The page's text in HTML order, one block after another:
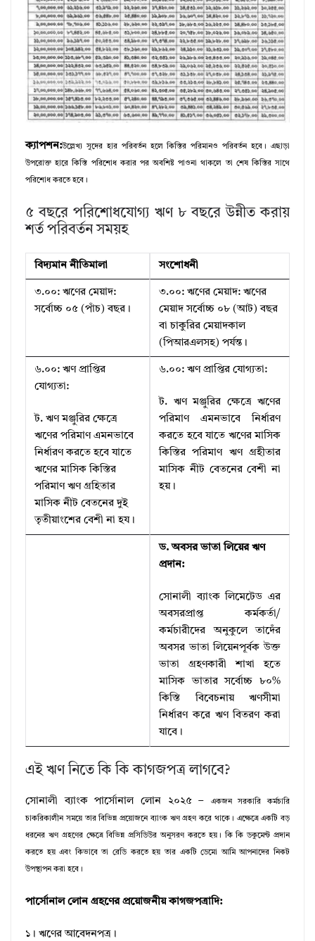
ক্যাপশন:উল্লেখ্য সুদের হার পরিবর্তন হলে কিস্তির পরিমানও পরিবর্তন হবে। এছাড়া
উপরোক্ত হারে কিস্তি পরিশোধ করার পর অবশিষ্ট পাওনা থাকলে তা শেষ কিস্তির সাথে
পরিশোধ করতে হবে।
৫ বছরে পরিশোধযোগ্য ঋণ ৮ বছরে উন্নীত করায়
শর্ত পরিবর্তন সময়হ
বিদ্যমান নীতিমালা সংশোধনী
৩.০০: ঋণের মেয়াদ:
সর্বোচ্চ ০৫ (পাঁচ) বছর।
৩.০০: ঋণের মেয়াদ: ঋণের
মেয়াদ সর্বোচ্চ ০৮ (আট) বছর
বা চাকুরির মেয়াদকাল
(পিআরএলসহ) পর্যন্ত।
৬.০০: ঋণ প্রাপ্তির
যোগ্যতা:
ট. ঋণ মঞ্জুরির ক্ষেত্রে
ঋণের পরিমাণ এমনভাবে
নির্ধারণ করতে হবে যাতে
ঋণের মাসিক কিস্তির
পরিমাণ ঋণ গ্রহিতার
মাসিক নীট বেতনের দুই
তৃতীয়াংশের বেশী না হয।
৬.০০: ঋণ প্রাপ্তির যোগ্যতা:
ট. ঋণ মঞ্জুরির ক্ষেত্রে ঋণের
পরিমাণ এমনভাবে নির্ধারণ
করতে হবে যাতে ঋণের মাসিক
কিস্তির পরিমাণ ঋণ গ্রহীতার
মাসিক নীট বেতনের বেশী না
হয়।
ড. অবসর ভাতা লিয়ের ঋণ
প্রদান:
সোনালী ব্যাংক লিমেটেড এর
অবসরপ্রাপ্ত কর্মকর্তা/
কর্মচারীদের অনুকুলে তাদেঁর
অবসর ভাতা লিয়েনপূর্বক উক্ত
ভাতা গ্রহণকারী শাখা হতে
মাসিক ভাতার সর্বোচ্চ ৮০%
কিস্তি বিবেচনায় ঋণসীমা
নির্ধারণ করে ঋণ বিতরণ করা
যাবে।
এই ঋণ নিতে কি কি কাগজপত্র লাগবে?
সোনালী ব্যাংক পার্সোনাল লোন ২০২৫ – একজন সরকারি কর্মচারি
চাকরিকালীন সময়ে তার বিভিন্ন প্রয়োজনে ব্যাংক ঋণ গ্রহণ করে থাকে। এক্ষেত্রে একটি বড়
ধরনের ঋণ গ্রহণের ক্ষেত্রে বিভিন্ন প্রসিডিউর অনুসরণ করতে হয়। কি কি ডকুমেন্ট প্রদান
করতে হয় এবং কিভাবে তা রেডি করতে হয় তার একটি ডেমো আমি আপনাদের নিকট
উপস্থাপন করা হবে।
পার্সোনাল লোন গ্রহণের প্রয়োজনীয় কাগজপত্রাদি:
১। ঋণের আবেদনপত্র।